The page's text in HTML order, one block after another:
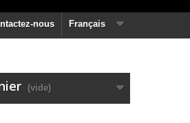
Français
nous
(vide)